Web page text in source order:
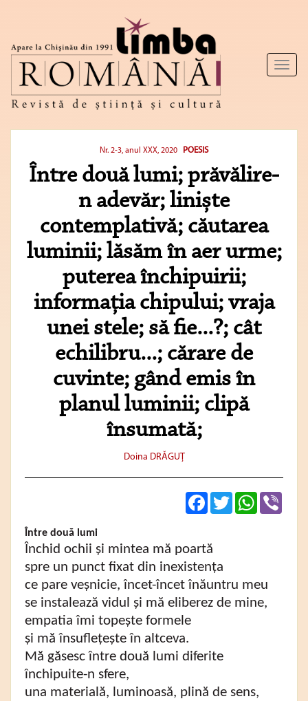
Toggle
Nr. 2-3, anul XXX, 2020 POESIS
Între două lumi; prăvălire-
n adevăr; liniște
contemplativă; căutarea
luminii; lăsăm în aer urme;
puterea închipuirii;
informația chipului; vraja
unei stele; să fie...?; cât
echilibru...; cărare de
cuvinte; gând emis în
planul luminii; clipă
însumată;
Doina DRĂGUŢ
FacebookTwitterWhatsApp
Între două lumi
Închid ochii și mintea mă poartă
spre un punct fixat din inexistența
ce pare veșnicie, încet-încet înăuntru meu
se instalează vidul și mă eliberez de mine,
empatia îmi topește formele
și mă însuflețește în altceva.
Mă găsesc între două lumi diferite
închipuite-n sfere,
una materială, luminoasă, plină de sens,